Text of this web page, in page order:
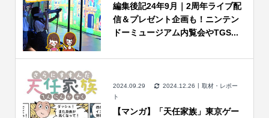
編集後記24年9月｜2周年ライブ配
信＆プレゼント企画も！ニンテン
ドーミュージアム内覧会やTGS...
2024.09.29 2024.12.26
取材・レポー
ト
【マンガ】「天任家族」東京ゲー